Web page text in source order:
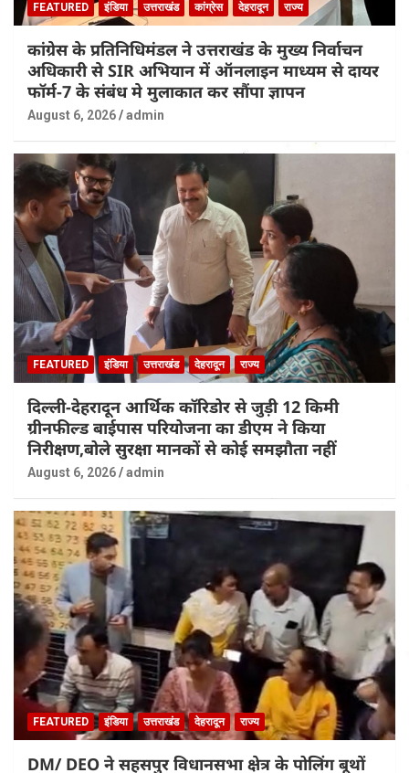
FEATURED इंडिया उत्तराखंड कांग्रेस देहरादून राज्य
कांग्रेस के प्रतिनिधिमंडल ने उत्तराखंड के मुख्य निर्वाचन
अधिकारी से SIR अभियान में ऑनलाइन माध्यम से दायर
फॉर्म-7 के संबंध मे मुलाकात कर सौंपा ज्ञापन
August 6, 2026 admin
FEATURED इंडिया उत्तराखंड देहरादून राज्य
दिल्ली-देहरादून आर्थिक कॉरिडोर से जुड़ी 12 किमी
ग्रीनफील्ड बाईपास परियोजना का डीएम ने किया
निरीक्षण,बोले सुरक्षा मानकों से कोई समझौता नहीं
August 6, 2026 admin
FEATURED इंडिया उत्तराखंड देहरादून राज्य
DM/ DEO ने सहसपुर विधानसभा क्षेत्र के पोलिंग बूथों